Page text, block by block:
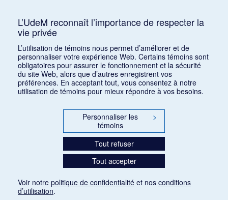
L’UdeM reconnaît l’importance de respecter la
vie privée
L’utilisation de témoins nous permet d’améliorer et de
personnaliser votre expérience Web. Certains témoins sont
obligatoires pour assurer le fonctionnement et la sécurité
du site Web, alors que d’autres enregistrent vos
préférences. En acceptant tout, vous consentez à notre
utilisation de témoins pour mieux répondre à vos besoins.
Personnaliser les
témoins
>
Tout refuser
Tout accepter
Voir notre politique de confidentialité et nos conditions
d’utilisation.